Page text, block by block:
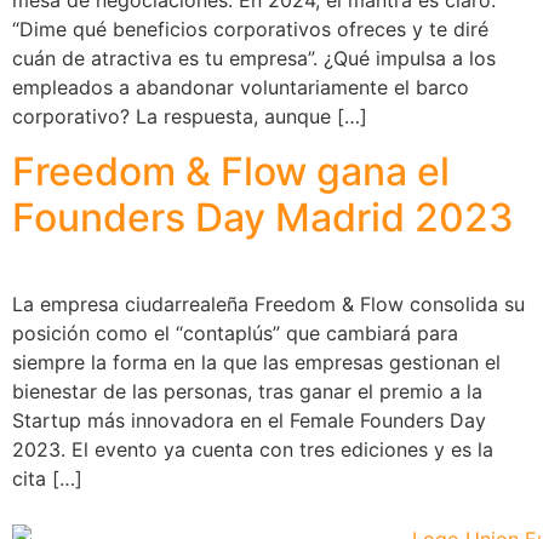
“Dime qué beneficios corporativos ofreces y te diré
cuán de atractiva es tu empresa”. ¿Qué impulsa a los
empleados a abandonar voluntariamente el barco
corporativo? La respuesta, aunque […]
Freedom & Flow gana el
Founders Day Madrid 2023
La empresa ciudarrealeña Freedom & Flow consolida su
posición como el “contaplús” que cambiará para
siempre la forma en la que las empresas gestionan el
bienestar de las personas, tras ganar el premio a la
Startup más innovadora en el Female Founders Day
2023. El evento ya cuenta con tres ediciones y es la
cita […]